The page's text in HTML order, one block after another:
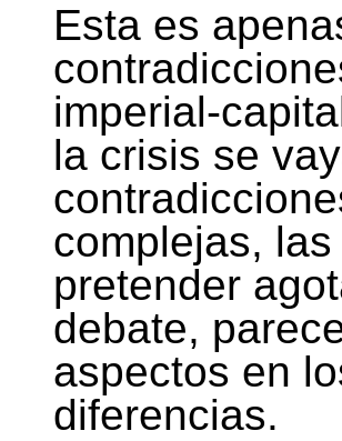
Esta es
imperial-
la crisis se
complejas,
pretender
debate,
aspectos en
diferencias.